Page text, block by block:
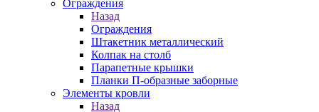
Ограждения
Назад
Ограждения
Штакетник металлический
Колпак на столб
Парапетные крышки
Планки П-образные заборные
Элементы кровли
Назад